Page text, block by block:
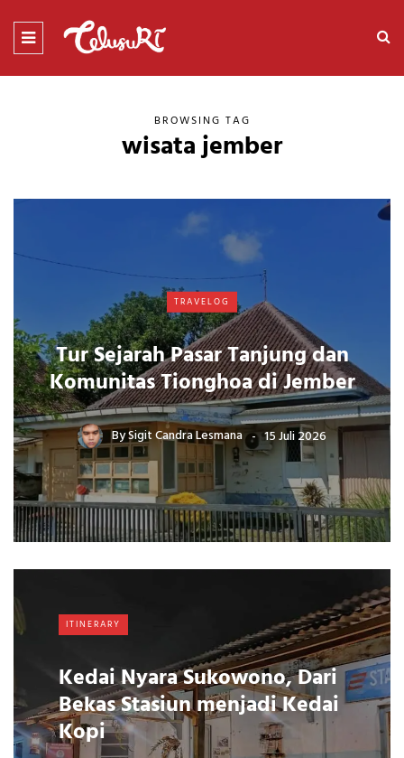
BROWSING TAG
wisata jember
TRAVELOG
Tur Sejarah Pasar Tanjung dan
Komunitas Tionghoa di Jember
BySigit Candra Lesmana 15 Juli 2026
ITINERARY
Kedai Nyara Sukowono, Dari
Bekas Stasiun menjadi Kedai
Kopi